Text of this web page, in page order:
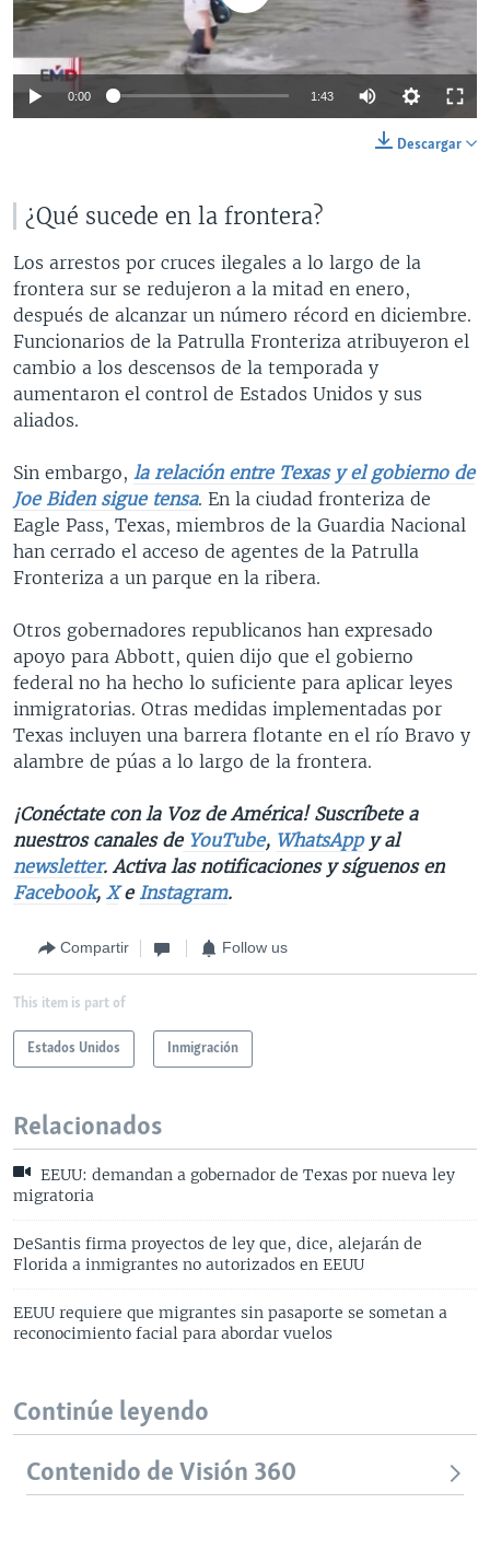
0:00 1:43
Descargar
¿Qué sucede en la frontera?
Los arrestos por cruces ilegales a lo largo de la
frontera sur se redujeron a la mitad en enero,
después de alcanzar un número récord en diciembre.
Funcionarios de la Patrulla Fronteriza atribuyeron el
cambio a los descensos de la temporada y
aumentaron el control de Estados Unidos y sus
aliados.
Sin embargo, la relación entre Texas y el gobierno de
Joe Biden sigue tensa. En la ciudad fronteriza de
Eagle Pass, Texas, miembros de la Guardia Nacional
han cerrado el acceso de agentes de la Patrulla
Fronteriza a un parque en la ribera.
Otros gobernadores republicanos han expresado
apoyo para Abbott, quien dijo que el gobierno
federal no ha hecho lo suficiente para aplicar leyes
inmigratorias. Otras medidas implementadas por
Texas incluyen una barrera flotante en el río Bravo y
alambre de púas a lo largo de la frontera.
¡Conéctate con la Voz de América! Suscríbete a
nuestros canales deYouTube, WhatsAppy al
newsletter. Activa las notificaciones y síguenos en
Facebook, Xe Instagram.
Compartir Follow us
This item is part of
Estados Unidos Inmigración
Relacionados
EEUU: demandan a gobernador de Texas por nueva ley
migratoria
DeSantis firma proyectos de ley que, dice, alejarán de
Florida a inmigrantes no autorizados en EEUU
EEUU requiere que migrantes sin pasaporte se sometan a
reconocimiento facial para abordar vuelos
Continúe leyendo
Contenido de Visión 360